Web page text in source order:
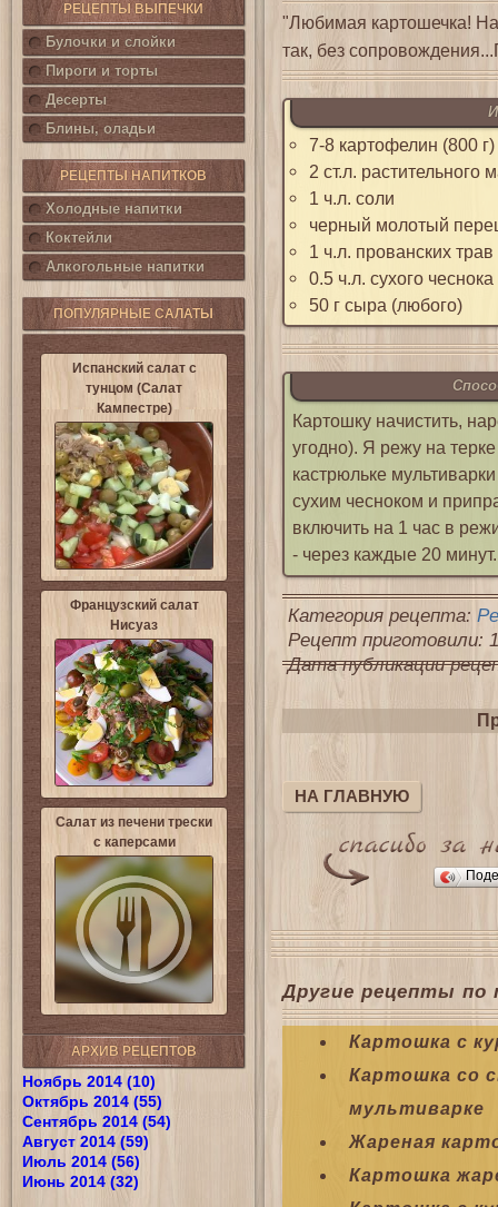
РЕЦЕПТЫ ВЫПЕЧКИ
Булочки и слойки
Пироги и торты
Десерты
Блины, оладьи
РЕЦЕПТЫ НАПИТКОВ
Холодные напитки
Коктейли
Алкогольные напитки
ПОПУЛЯРНЫЕ САЛАТЫ
Испанский салат с
тунцом (Салат
Кампестре)
Французский салат
Нисуаз
Салат из печени трески
с каперсами
АРХИВ РЕЦЕПТОВ
Ноябрь 2014 (10)
Октябрь 2014 (55)
Сентябрь 2014 (54)
Август 2014 (59)
Июль 2014 (56)
Июнь 2014 (32)
"Любимая картошечка! На
так, без
7-8 картофелин (800 г)
2 ст.л. растительного
1 ч.л. соли
черный молотый
1 ч.л. прованских
0.5 ч.л. сухого чеснока
50 г сыра (любого)
Картошку начистить,
угодно). Я режу на
кастрюльке
сухим чесноком и
включить на 1 час в
- через каждые 20 минут.
Категория рецепта:
Рецепт приготовили:
Дата публикации
НА ГЛАВНУЮ
Другие рецепты по
Картошка с
Картошка со
мультиварке
Жареная
Картошка